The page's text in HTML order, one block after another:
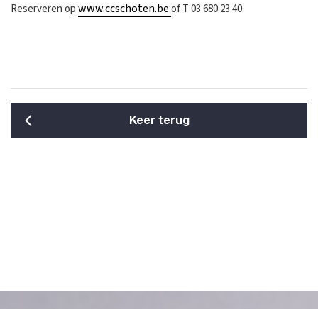
Reserveren opwww.ccschoten.beof T 03 680 23 40
Keer terug